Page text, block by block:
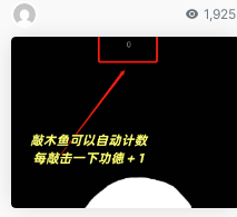
1,925